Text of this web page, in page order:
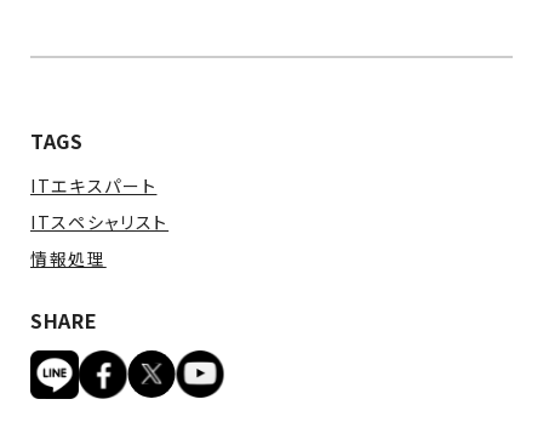
TAGS
ITエキスパート
ITスペシャリスト
情報処理
SHARE